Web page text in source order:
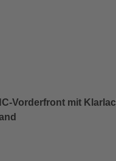
Vorderfront mit